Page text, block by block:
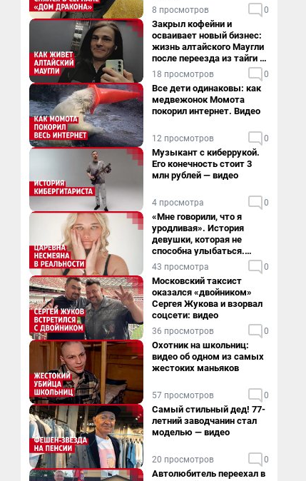
8 просмотров 0
Закрыл кофейни и
осваивает новый бизнес:
жизнь алтайского Маугли
после переезда из тайги в
столицу
18 просмотров 0
Все дети одинаковы: как
медвежонок Момота
покорил интернет. Видео
12 просмотров 0
Музыкант с киберрукой.
Его конечность стоит 3
млн рублей — видео
4 просмотра 0
«Мне говорили, что я
уродливая». История
девушки, которая не
способна улыбаться.
Видео
43 просмотра 0
Московский таксист
оказался «двойником»
Сергея Жукова и взорвал
соцсети: видео
36 просмотров 0
Охотник на школьниц:
видео об одном из самых
жестоких маньяков
57 просмотров 0
Самый стильный дед! 77-
летний заводчанин стал
моделью — видео
20 просмотров 0
Автолюбитель переехал в